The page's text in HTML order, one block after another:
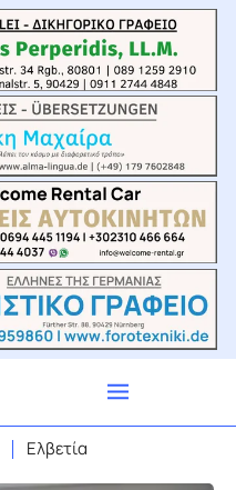
Ελβετία